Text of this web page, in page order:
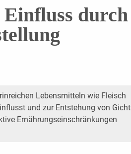
durch
Lebensmitteln wie Fleisch
und zur Entstehung von Gicht
Ernährungseinschränkungen